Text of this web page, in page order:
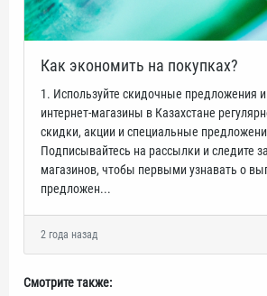
Как экономить на покупках?
1. Используйте скидочные предложения
интернет-магазины в Казахстане
скидки, акции и специальные
Подписывайтесь на рассылки и следите
магазинов, чтобы первыми узнавать о
предложен...
2 года назад
Смотрите также: